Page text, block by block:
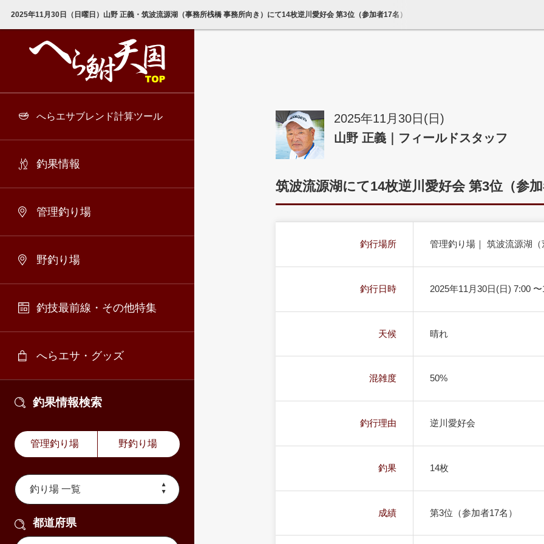
2025年11月30日（日曜日）山野 正義・筑波流源湖（事務所桟橋 事務所向き）にて14枚逆川愛好会 第3位（参加者17名）｜へら鮒天国
へらエサブレンド計算ツール
釣果情報
管理釣り場
野釣り場
釣技最前線・その他特集
へらエサ・グッズ
釣果情報検索
管理釣り場 野釣り場
都道府県
2025年11月30日(日)
山野 正義｜フィールドスタッフ
筑波流源湖にて14枚逆川愛好会 第3位（参
釣行場所 管理釣り場｜ 筑波流源湖
釣行日時 2025年11月30日(日) 7:00 〜
天候 晴れ
混雑度 50%
釣行理由 逆川愛好会
釣果 14枚
成績 第3位（参加者17名）